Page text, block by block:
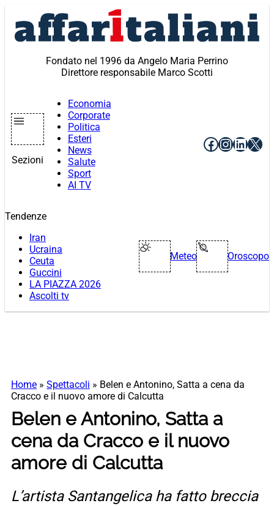
contenuto
Fondato nel 1996 da Angelo Maria Perrino
Direttore responsabile Marco Scotti
Sezioni
Economia
Corporate
Politica
Esteri
News
Salute
Sport
AI TV
Facebook
X
Tendenze
Iran
Ucraina
Ceuta
Guccini
LA PIAZZA 2026
Ascolti tv
Meteo Oroscopo
Home » Spettacoli » Belen e Antonino, Satta a cena da
Cracco e il nuovo amore di Calcutta
Belen e Antonino, Satta a
cena da Cracco e il nuovo
amore di Calcutta
L’artista Santangelica ha fatto breccia